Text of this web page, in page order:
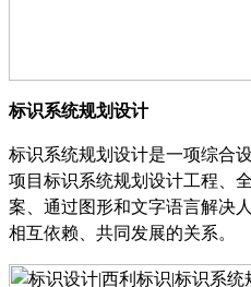
标识系统规划设计
标识系统规划设计是一项综合
项目标识系统规划设计工程、
案、通过图形和文字语言解决
相互依赖、共同发展的关系。